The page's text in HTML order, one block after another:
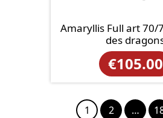
Amaryllis Full art 70/
des
€105.00
1 2 …